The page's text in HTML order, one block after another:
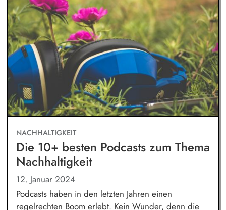
NACHHALTIGKEIT
Die 10+ besten Podcasts zum Thema
Nachhaltigkeit
12. Januar 2024
Podcasts haben in den letzten Jahren einen
regelrechten Boom erlebt. Kein Wunder, denn die